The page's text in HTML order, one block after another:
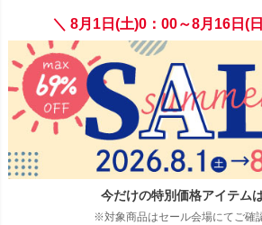
＼ 8月1日(土)0：00～8月16日(
今だけの特別価格アイテム
※対象商品はセール会場にてご確